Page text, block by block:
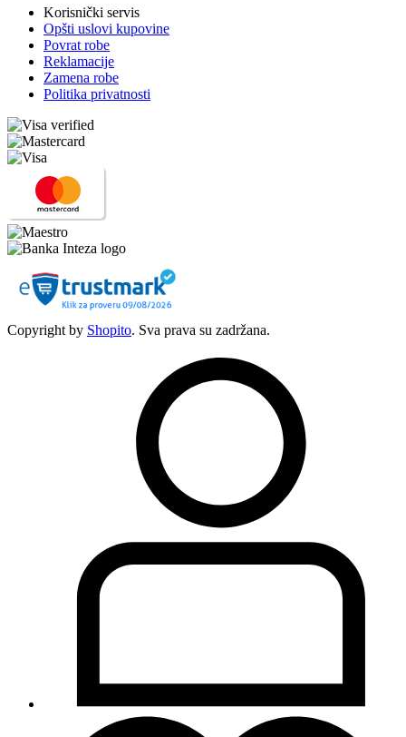
Korisnički servis
Opšti uslovi kupovine
Povrat robe
Reklamacije
Zamena robe
Politika privatnosti
Copyright by Shopito. Sva prava su zadržana.